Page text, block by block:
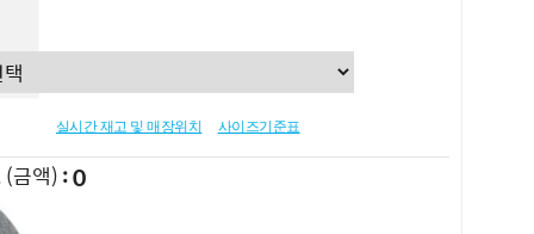
실시간 재고 및 매장위치 사이즈기준표
(금액) 0